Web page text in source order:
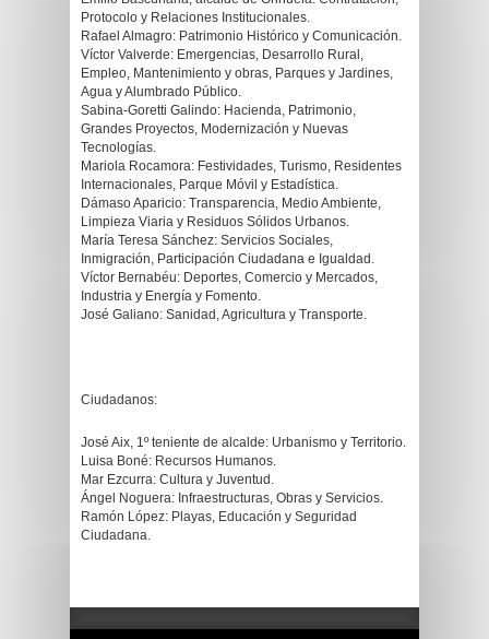
Protocolo y Relaciones Institucionales.
Rafael Almagro: Patrimonio Histórico y Comunicación.
Víctor Valverde: Emergencias, Desarrollo Rural,
Empleo, Mantenimiento y obras, Parques y Jardines,
Agua y Alumbrado Público.
Sabina-Goretti Galindo: Hacienda, Patrimonio,
Grandes Proyectos, Modernización y Nuevas
Tecnologías.
Mariola Rocamora: Festividades, Turismo, Residentes
Internacionales, Parque Móvil y Estadística.
Dámaso Aparicio: Transparencia, Medio Ambiente,
Limpieza Viaria y Residuos Sólidos Urbanos.
María Teresa Sánchez: Servicios Sociales,
Inmigración, Participación Ciudadana e Igualdad.
Víctor Bernabéu: Deportes, Comercio y Mercados,
Industria y Energía y Fomento.
José Galiano: Sanidad, Agricultura y Transporte.
Ciudadanos:
José Aix, 1º teniente de alcalde: Urbanismo y Territorio.
Luisa Boné: Recursos Humanos.
Mar Ezcurra: Cultura y Juventud.
Ángel Noguera: Infraestructuras, Obras y Servicios.
Ramón López: Playas, Educación y Seguridad
Ciudadana.